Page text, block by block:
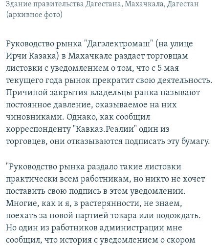
Здание правительства Дагестана, Махачкала, Дагестан
(архивное фото)
Руководство рынка "Дагэлектромаш" (на улице
Ирчи Казака) в Махачкале раздает торговцам
листовки с уведомлением о том, что с 5 мая
текущего года рынок прекратит свою деятельность.
Причиной закрытия владельцы ранка называют
постоянное давление, оказываемое на них
чиновниками. Однако, как сообщил
корреспонденту "Кавказ.Реалии" один из
торговцев, они отказываются подписать эту бумагу.
"Руководство рынка раздало такие листовки
практически всем работникам, но никто не хочет
поставить свою подпись в этом уведомлении.
Многие, как и я, в растерянности, не знаем,
поехать за новой партией товара или подождать.
Но один из работников администрации мне
сообщил, что история с уведомлением о скором